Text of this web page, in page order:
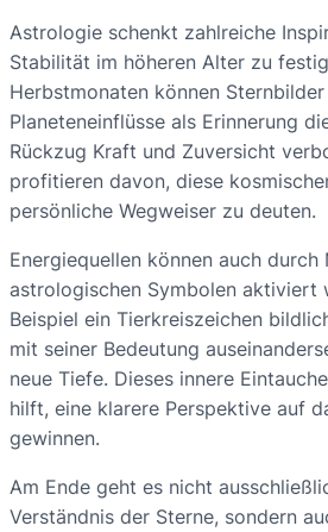
Astrologie schenkt zahlreiche
Stabilität im höheren Alter zu
Herbstmonaten können Sternbilder
Planeteneinflüsse als Erinnerung
Rückzug Kraft und Zuversicht
profitieren davon, diese
persönliche Wegweiser zu deuten.
Energiequellen können auch
astrologischen Symbolen aktiviert
Beispiel ein Tierkreiszeichen
mit seiner Bedeutung
neue Tiefe. Dieses innere
hilft, eine klarere Perspektive auf
gewinnen.
Am Ende geht es nicht
Verständnis der Sterne, sondern